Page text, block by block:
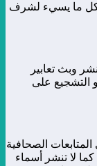
كل ما يسيء لشرف
وبث تعابير
التشجيع على
الصحافية
كما لا تنشر أسماء